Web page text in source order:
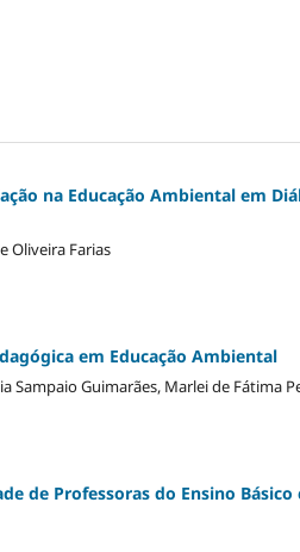
na Educação Ambiental em
Oliveira Farias
em Educação Ambiental
Sampaio Guimarães, Marlei de Fátima
de Professoras do Ensino